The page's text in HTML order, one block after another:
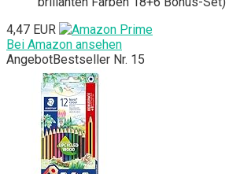
4,47 EUR
Bei Amazon ansehen
AngebotBestseller Nr. 15